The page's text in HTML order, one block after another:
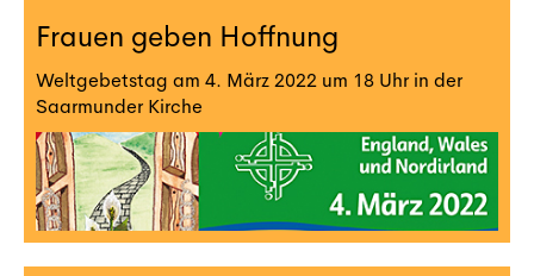
Frauen geben Hoffnung
Weltgebetstag am 4. März 2022 um 18 Uhr in der
Saarmunder Kirche